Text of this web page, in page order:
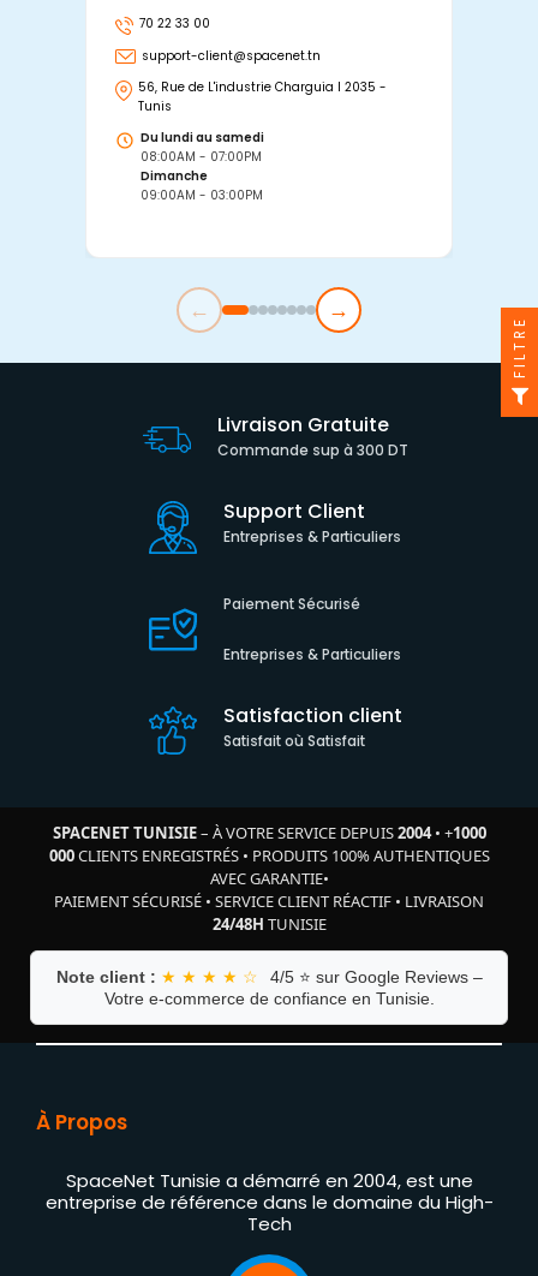
70 22 33 00
support-client@spacenet.tn
56, Rue de L'industrie Charguia I 2035 -
Tunis
Du lundi au samedi
08:00AM - 07:00PM
Dimanche
09:00AM - 03:00PM
← →
Livraison Gratuite
Commande sup à 300 DT
Support Client
Entreprises & Particuliers
Paiement Sécurisé
Entreprises & Particuliers
Satisfaction client
Satisfait où Satisfait
SPACENET TUNISIE– À VOTRE SERVICE DEPUIS2004• +1000
000CLIENTS ENREGISTRÉS• PRODUITS 100% AUTHENTIQUES
AVEC GARANTIE•
PAIEMENT SÉCURISÉ • SERVICE CLIENT RÉACTIF • LIVRAISON
24/48H TUNISIE
Note client : ★ ★ ★ ★ ☆
4/5 ⭐ sur Google Reviews –
Votre e-commerce de confiance en Tunisie.
À Propos
SpaceNet Tunisie a démarré en 2004, est une
entreprise de référence dans le domaine du High-
Tech
FILTRE